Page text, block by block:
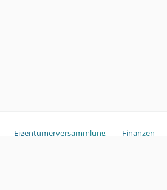
Eigentümerversammlung Finanzen